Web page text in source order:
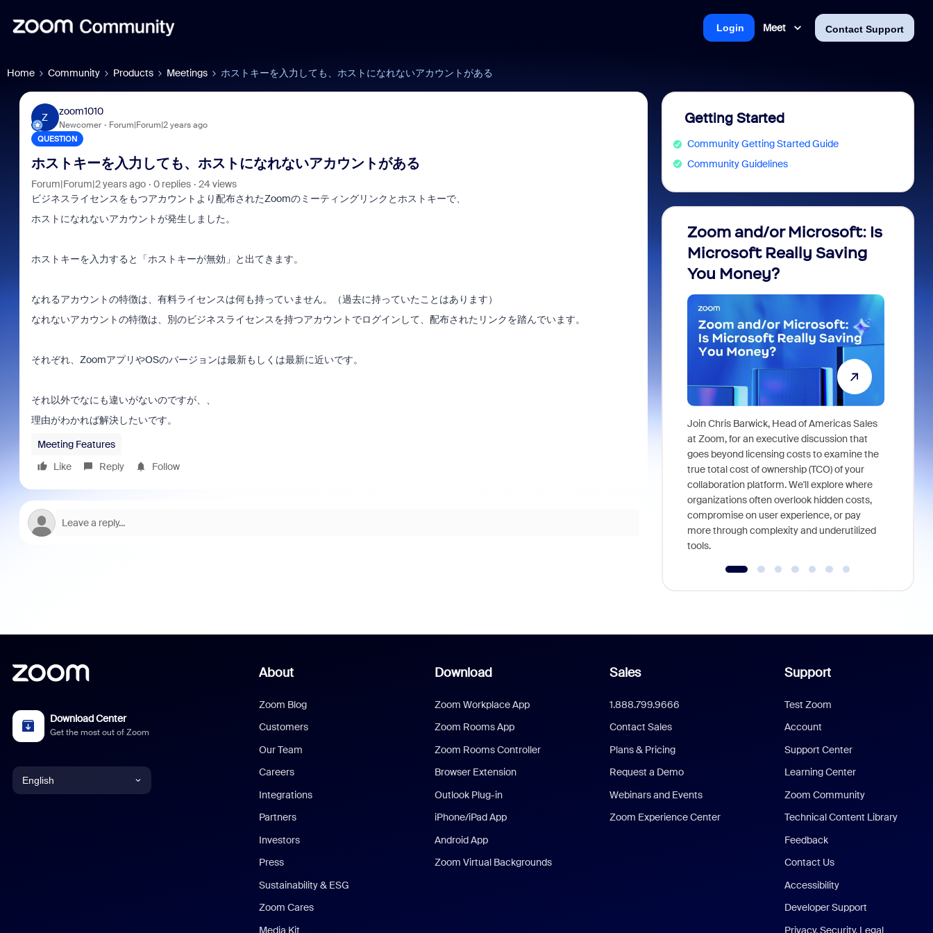
Meet Contact Support
Login
Home Community Products Meetings ホストキーを入力しても、ホストになれないアカウントがある
Z
zoom1010
Newcomer Forum|Forum|2 years ago
QUESTION
ホストキーを入力しても、ホストになれないアカウントがある
Forum|Forum|2 years ago 0 replies
24 views
ビジネスライセンスをもつアカウントより配布されたZoomのミーティングリンクとホストキーで、
ホストになれないアカウントが発生しました。
ホストキーを入力すると「ホストキーが無効」と出てきます。
なれるアカウントの特徴は、有料ライセンスは何も持っていません。（過去に持っていたことはあります）
なれないアカウントの特徴は、別のビジネスライセンスを持つアカウントでログインして、配布されたリンクを踏んでいます。
それぞれ、ZoomアプリやOSのバージョンは最新もしくは最新に近いです。
それ以外でなにも違いがないのですが、、
理由がわかれば解決したいです。
Meeting Features
Like
Reply Follow
Getting Started
Community Getting Started Guide
Community Guidelines
Zoom and/or Microsoft: Is
Microsoft Really Saving
You Money?
Join Chris Barwick, Head of Americas Sales
at Zoom, for an executive discussion that
goes beyond licensing costs to examine the
true total cost of ownership (TCO) of your
collaboration platform. We'll explore where
organizations often overlook hidden costs,
compromise on user experience, or pay
more through complexity and underutilized
tools.
Download Center
Get the most out of Zoom
English
About
Zoom Blog
Customers
Our Team
Careers
Integrations
Partners
Investors
Press
Sustainability & ESG
Zoom Cares
Media Kit
Download
Zoom Workplace App
Zoom Rooms App
Zoom Rooms Controller
Browser Extension
Outlook Plug-in
iPhone/iPad App
Android App
Zoom Virtual Backgrounds
Sales
1.888.799.9666
Contact Sales
Plans & Pricing
Request a Demo
Webinars and Events
Zoom Experience Center
Support
Test Zoom
Account
Support Center
Learning Center
Zoom Community
Technical Content Library
Feedback
Contact Us
Accessibility
Developer Support
Privacy, Security, Legal